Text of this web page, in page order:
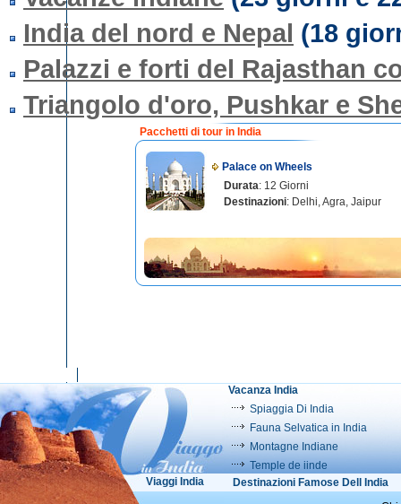
India del nord e Nepal (18
Palazzi e forti del Rajasthan
Triangolo d'oro, Pushkar e
Pacchetti di tour in India
Palace on Wheels
Durata: 12 Giorni
Destinazioni: Delhi, Agra, Jaipur
Vacanza India
Spiaggia Di India
Fauna Selvatica in India
Montagne Indiane
Temple de iinde
Viaggi India
Destinazioni Famose Dell India